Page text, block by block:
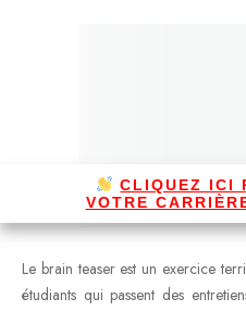
CLIQUEZ ICI
VOTRE
Le brain teaser est un exercice
étudiants qui passent des